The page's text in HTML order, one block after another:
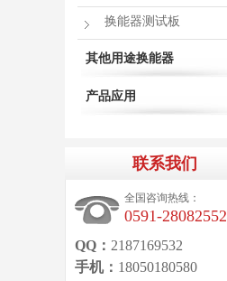
换能器测试板
其他用途换能器
产品应用
联系我们
全国咨询热线：
0591-28082552
QQ： 2187169532
手机： 18050180580